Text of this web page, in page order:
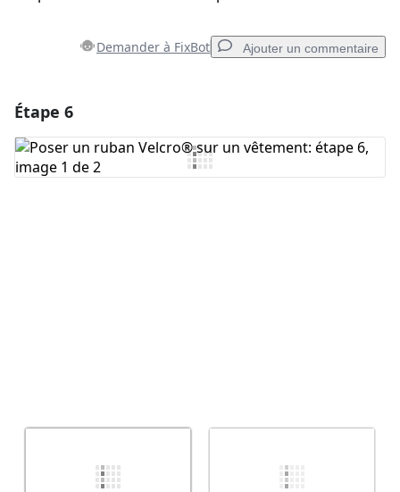
Demander à FixBot Ajouter un commentaire
Ajouter un commentaire
Étape 6